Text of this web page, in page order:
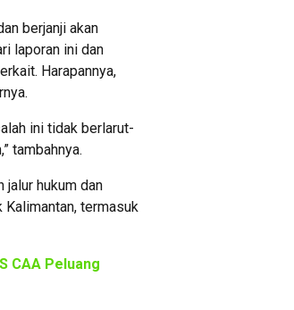
berjanji akan
laporan ini dan
Harapannya,
ini tidak berlarut-
tambahnya.
jalur hukum dan
termasuk
CAA Peluang